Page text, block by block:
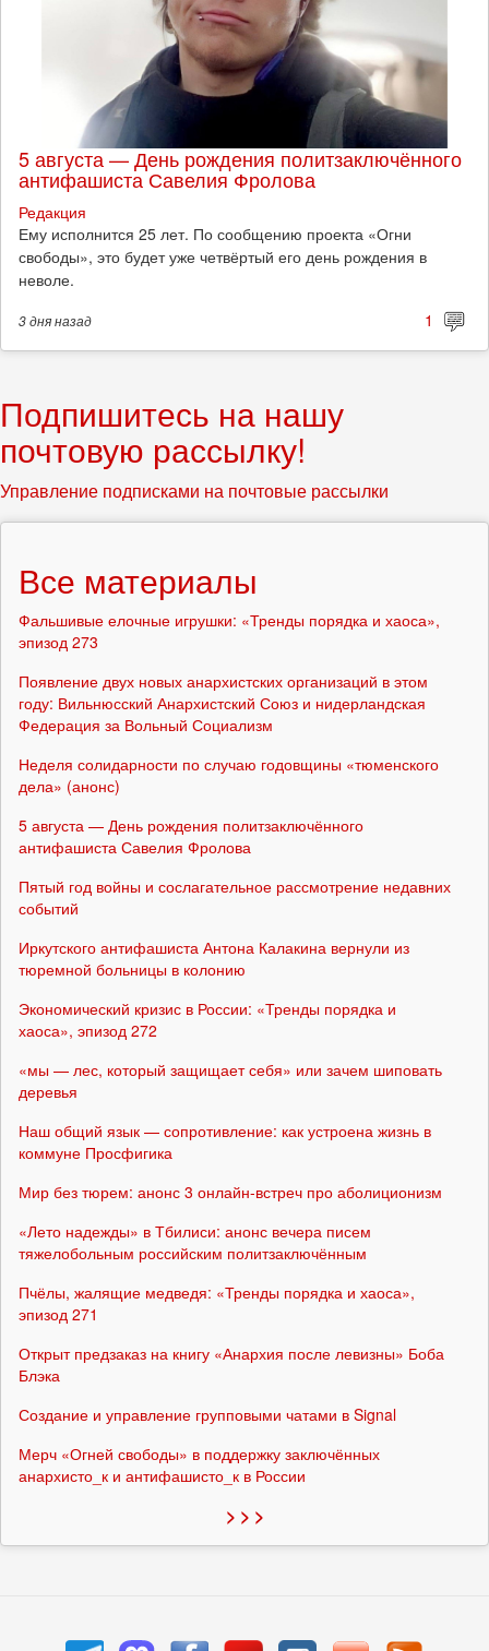
5 августа — День рождения политзаключённого
антифашиста Савелия Фролова
Редакция
Ему исполнится 25 лет. По сообщению проекта «Огни
свободы», это будет уже четвёртый его день рождения в
неволе.
3 дняназад 1
Подпишитесь на нашу
почтовую рассылку!
Управление подписками на почтовые рассылки
Все материалы
Фальшивые елочные игрушки: «Тренды порядка и хаоса»,
эпизод 273
Появление двух новых анархистских организаций в этом
году: Вильнюсский Анархистский Союз и нидерландская
Федерация за Вольный Социализм
Неделя солидарности по случаю годовщины «тюменского
дела» (анонс)
5 августа — День рождения политзаключённого
антифашиста Савелия Фролова
Пятый год войны и сослагательное рассмотрение недавних
событий
Иркутского антифашиста Антона Калакина вернули из
тюремной больницы в колонию
Экономический кризис в России: «Тренды порядка и
хаоса», эпизод 272
«мы — лес, который защищает себя» или зачем шиповать
деревья
Наш общий язык — сопротивление: как устроена жизнь в
коммуне Просфигика
Мир без тюрем: анонс 3 онлайн-встреч про аболиционизм
«Лето надежды» в Тбилиси: анонс вечера писем
тяжелобольным российским политзаключённым
Пчёлы, жалящие медведя: «Тренды порядка и хаоса»,
эпизод 271
Открыт предзаказ на книгу «Анархия после левизны» Боба
Блэка
Создание и управление групповыми чатами в Signal
Мерч «Огней свободы» в поддержку заключённых
анархисто_к и антифашисто_к в России
> > >